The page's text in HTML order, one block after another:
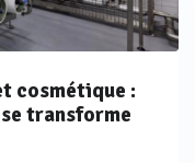
cosmétique :
transforme